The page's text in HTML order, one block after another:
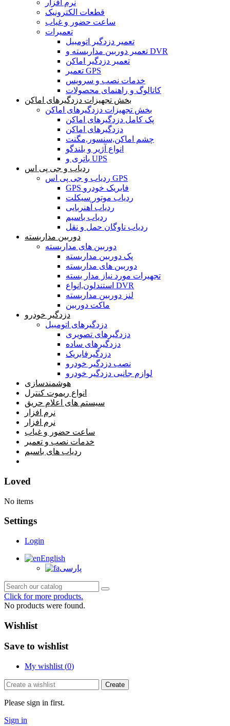
نرم افزار
قطعات الکترونیک
ساعت حضور و غیاب
تعمیرات
تعمیر دزدگیر اتومبیل
تعمیر دوربین مداربسته و DVR
تعمیر دزدگیر اماکن
تعمیر GPS
خدمات نصب و سرویس
کاتالوگ و راهنمای محصولات
بخش تجهیزات دزدگیرهای اماکن
بخش تجهیزات دزدگیرهای اماکن
پک کامل دزدگیرهای اماکن
دزدگیرهای اماکن
چشم اماکن,سنسور,مگنت
انواع آژیر و بلندگو
باتری و UPS
ردیاب و جی پی اس
ردیاب و جی پی اس GPS
GPS فابریک خودرو
ردیاب موتور سیکلت
ردیاب آهنربایی
ردیاب باسیم
ردیاب ناوگان حمل و نقل
دوربین مداربسته
دوربین های مداربسته
پک دوربین مداربسته
دوربین های مداربسته
تجهیرات مورد نیاز مدار بسته
استندلون,انواع DVR
لنز دوربین مداربسته
ماکت دوربین
دزدگیر خودرو
دزدگیرهای اتومبیل
دزدگیرهای تصویری
دزدگیرهای ساده
دزدگیرفابریک
نصب دزدگیر خودرو
لوازم جانبی دزدگیر خودرو
هوشمندسازی
انواع ریموت کنترل
سیستم های اعلام حریق
نرم افزار
نرم افزار
ساعت حضور و غیاب
خدمات نصب و تعمیر
ردیاب های باسیم
Loved
No items
Settings
Login
English
پارسی
Click for more products.
No products were found.
Wishlist
Save to wishlist
My wishlist (0)
Create
Please sign in first.
Sign in